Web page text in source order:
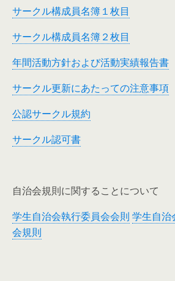
サークル構成員名簿１枚目
サークル構成員名簿２枚目
年間活動方針および活動実績報告書
サークル更新にあたっての注意事項
公認サークル規約
サークル認可書
自治会規則に関することについて
学生自治会執行委員会会則 学生自治
会規則